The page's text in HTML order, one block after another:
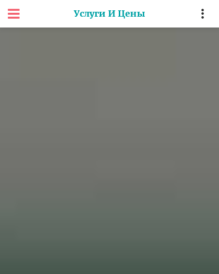
Услуги И Цены